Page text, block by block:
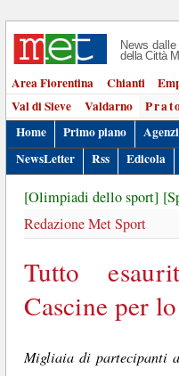
News
della Città
Area Fiorentina Chianti
Val di Sieve
Valdarno
Home
Primo piano
NewsLetter
Rss Edicola
[Olimpiadi dello sport]
Redazione Met Sport
Tutto
Cascine per
Migliaia di partecipanti